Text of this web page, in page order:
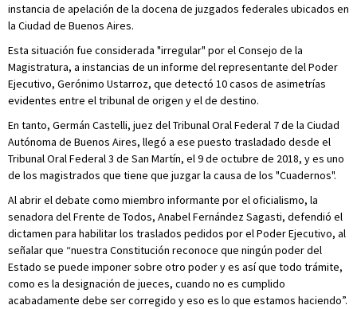
instancia de apelación de la docena de juzgados federales ubicados en
la Ciudad de Buenos Aires.
Esta situación fue considerada "irregular" por el Consejo de la
Magistratura, a instancias de un informe del representante del Poder
Ejecutivo, Gerónimo Ustarroz, que detectó 10 casos de asimetrías
evidentes entre el tribunal de origen y el de destino.
En tanto, Germán Castelli, juez del Tribunal Oral Federal 7 de la Ciudad
Autónoma de Buenos Aires, llegó a ese puesto trasladado desde el
Tribunal Oral Federal 3 de San Martín, el 9 de octubre de 2018, y es uno
de los magistrados que tiene que juzgar la causa de los "Cuadernos".
Al abrir el debate como miembro informante por el oficialismo, la
senadora del Frente de Todos, Anabel Fernández Sagasti, defendió el
dictamen para habilitar los traslados pedidos por el Poder Ejecutivo, al
señalar que “nuestra Constitución reconoce que ningún poder del
Estado se puede imponer sobre otro poder y es así que todo trámite,
como es la designación de jueces, cuando no es cumplido
acabadamente debe ser corregido y eso es lo que estamos haciendo”.